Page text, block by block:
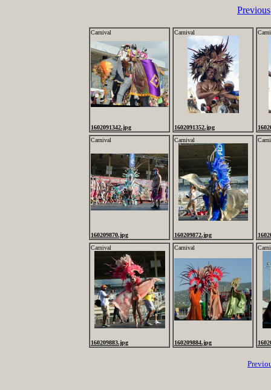
Previous
Carnival
1602091342.jpg
Carnival
1602091352.jpg
Carnival
160209870.jpg
Carnival
160209872.jpg
Carnival
160209883.jpg
Carnival
160209884.jpg